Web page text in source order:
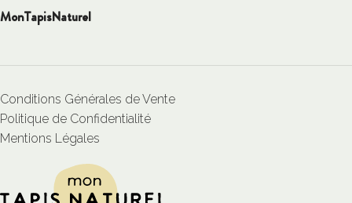
MonTapisNaturel
Conditions Générales de Vente
Politique de Confidentialité
Mentions Légales